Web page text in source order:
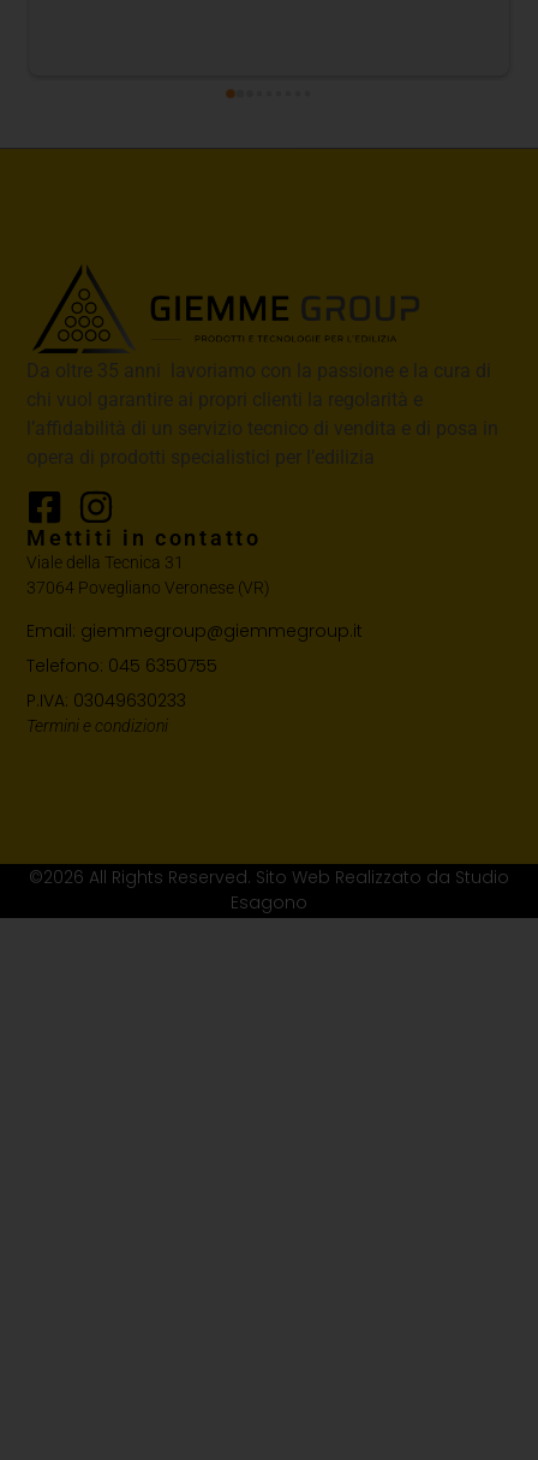
Da oltre 35 anni lavoriamo con la passione e la cura di
chi vuol garantire ai propri clienti la regolarità e
l’affidabilità di un servizio tecnico di vendita e di posa in
opera di prodotti specialistici per l’edilizia
Mettiti in contatto
Viale della Tecnica 31
37064 Povegliano Veronese (VR)
Email: giemmegroup@giemmegroup.it
Telefono: 045 6350755
P.IVA: 03049630233
Termini e condizioni
©2026 All Rights Reserved. Sito Web Realizzato da Studio
Esagono